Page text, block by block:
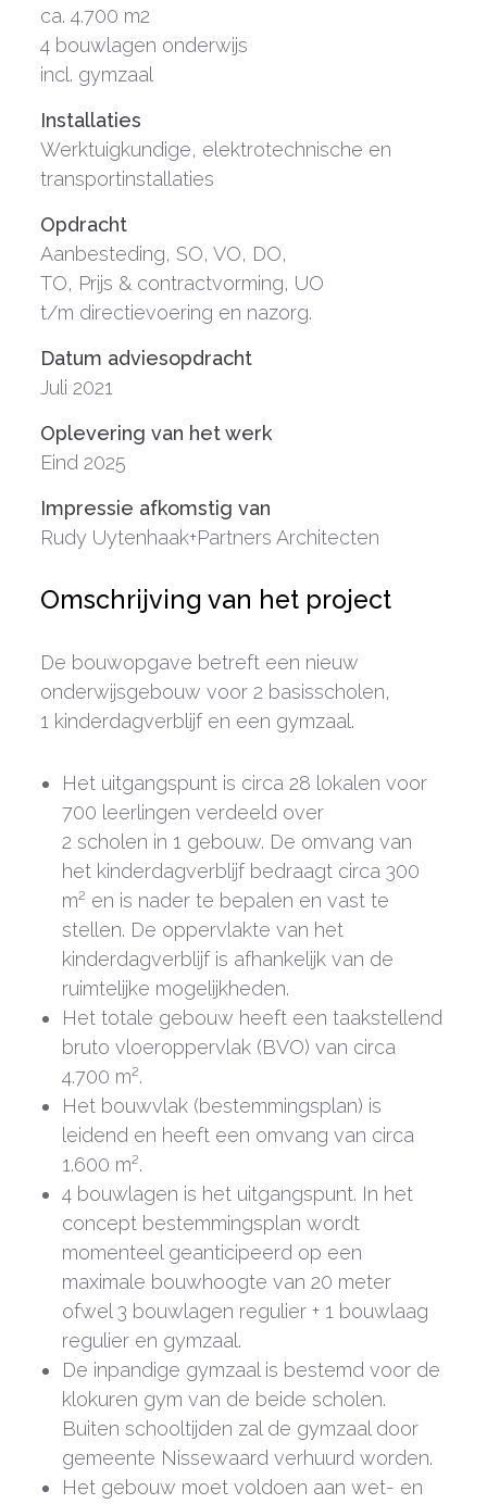
ca. 4.700 m2
4 bouwlagen onderwijs
incl. gymzaal
Installaties
Werktuigkundige, elektrotechnische en
transportinstallaties
Opdracht
Aanbesteding, SO, VO, DO,
TO, Prijs & contractvorming, UO
t/m directievoering en nazorg.
Datum adviesopdracht
Juli 2021
Oplevering van het werk
Eind 2025
Impressie afkomstig van
Rudy Uytenhaak+Partners Architecten
Omschrijving van het project
De bouwopgave betreft een nieuw
onderwijsgebouw voor 2 basisscholen,
1 kinderdagverblijf en een gymzaal.
Het uitgangspunt is circa 28 lokalen voor
700 leerlingen verdeeld over
2 scholen in 1 gebouw. De omvang van
het kinderdagverblijf bedraagt circa 300
m² en is nader te bepalen en vast te
stellen. De oppervlakte van het
kinderdagverblijf is afhankelijk van de
ruimtelijke mogelijkheden.
Het totale gebouw heeft een taakstellend
bruto vloeroppervlak (BVO) van circa
4.700 m².
Het bouwvlak (bestemmingsplan) is
leidend en heeft een omvang van circa
1.600 m².
4 bouwlagen is het uitgangspunt. In het
concept bestemmingsplan wordt
momenteel geanticipeerd op een
maximale bouwhoogte van 20 meter
ofwel 3 bouwlagen regulier + 1 bouwlaag
regulier en gymzaal.
De inpandige gymzaal is bestemd voor de
klokuren gym van de beide scholen.
Buiten schooltijden zal de gymzaal door
gemeente Nissewaard verhuurd worden.
Het gebouw moet voldoen aan wet- en